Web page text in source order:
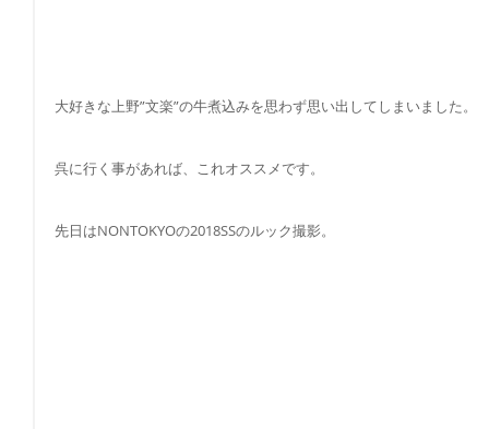
大好きな上野”文楽”の牛煮込みを思わず思い出してしまいました。
呉に行く事があれば、これオススメです。
先日はNONTOKYOの2018SSのルック撮影。